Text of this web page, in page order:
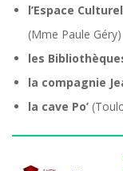
l’Espace
(Mme Paule Géry)
les
la compagnie
la cave Po’